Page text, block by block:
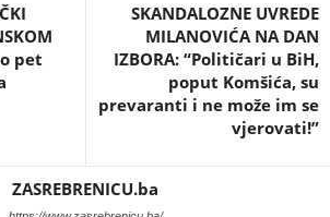
pet
SKANDALOZNE UVREDE
MILANOVIĆA NA DAN
IZBORA: “Političari u BiH,
poput Komšića, su
prevaranti i ne može im se
vjerovati!”
ZASREBRENICU.ba